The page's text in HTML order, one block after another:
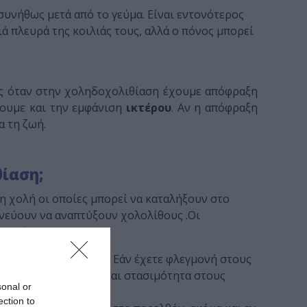
or
to
μετά από το γεύμα. Είναι εντονότερος
πλευρά της κοιλιάς τους, αλλά ο πόνος μπορεί
όταν στην χοληδοχολιθίαση έχουμε απόφραξη
και την εμφάνιση ικτέρου. Αν η απόφραξη
τη ζωή.
οι οποίες μπορεί να καταλήξουν στο
να αναπτύξουν χολολίθους .Οι
είναι:
και αντίστροφα. Εάν έχετε φλεγμονή στους
της χολής και στασιμότητα στους